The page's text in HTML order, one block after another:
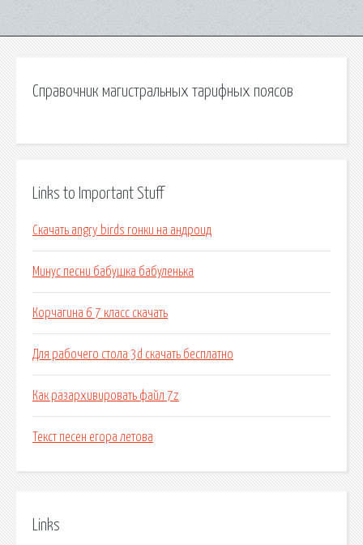
Справочник магистральных тарифных поясов
Links to Important Stuff
Скачать angry birds гонки на андроид
Минус песни бабушка бабуленька
Корчагина 6 7 класс скачать
Для рабочего стола 3d скачать бесплатно
Как разархивировать файл 7z
Текст песен егора летова
Links